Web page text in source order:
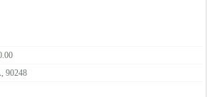
90248